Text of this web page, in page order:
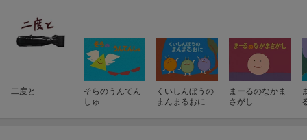
二度と
そらのうんてん
しゅ
くいしんぼうの
まんまるおに
まーるのなかま
さがし